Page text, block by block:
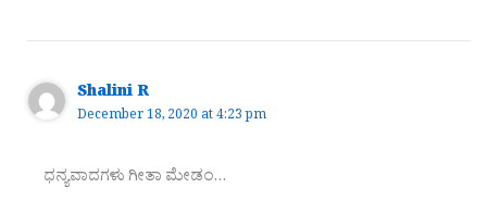
Shalini R
December 18, 2020 at 4:23 pm
ಧನ್ಯವಾದಗಳು ಗೀತಾ ಮೇಡಂ…